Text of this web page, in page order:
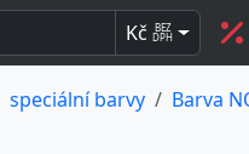
Kč BEZ
DPH
speciální barvy Barva